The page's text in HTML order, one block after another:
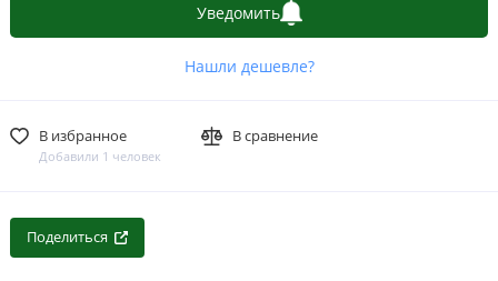
Уведомить
Нашли дешевле?
В избранное
Добавили 1 человек
В сравнение
Поделиться